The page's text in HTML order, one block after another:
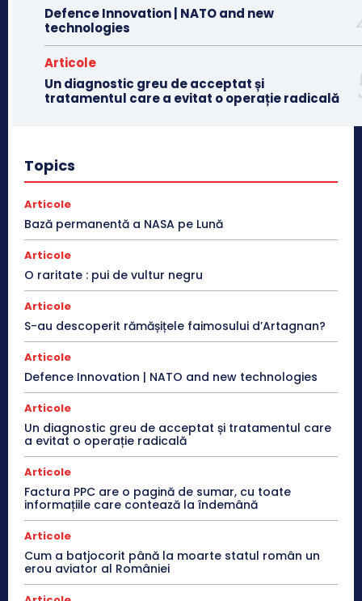
Defence Innovation | NATO and new
technologies
Articole
Un diagnostic greu de acceptat și
tratamentul care a evitat o operație radicală
Topics
Articole
Bază permanentă a NASA pe Lună
Articole
O raritate : pui de vultur negru
Articole
S-au descoperit rămășițele faimosului d’Artagnan?
Articole
Defence Innovation | NATO and new technologies
Articole
Un diagnostic greu de acceptat și tratamentul care
a evitat o operație radicală
Articole
Factura PPC are o pagină de sumar, cu toate
informațiile care contează la îndemână
Articole
Cum a batjocorit până la moarte statul român un
erou aviator al României